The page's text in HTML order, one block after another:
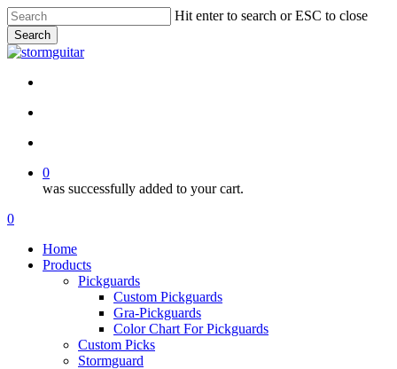
Skip
to
main
content
Hit enter to search or ESC to close
Search
Close
0
was successfully added to your cart.
Menu
search
account
0
Home
Products
Pickguards
Custom Pickguards
Gra-Pickguards
Color Chart For Pickguards
Custom Picks
Stormguard